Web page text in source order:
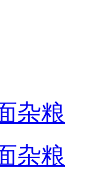
杂粮
杂粮